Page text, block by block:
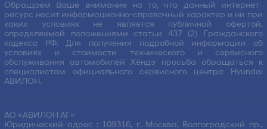
Обращаем Ваше внимание на то, что данный интернет-
ресурс носит информационно-справочный характер и ни при
каких условиях не является публичной офертой,
определяемой положениями статьи 437 (2) Гражданского
кодекса РФ. Для получения подробной информации об
условиях и стоимости технического и сервисного
обслуживания автомобилей Хёндэ просьба обращаться к
специалистам официального сервисного центра Hyundai
АВИЛОН.
АО «АВИЛОН АГ»
Юридический адрес : 109316, г. Москва, Волгоградский пр.,